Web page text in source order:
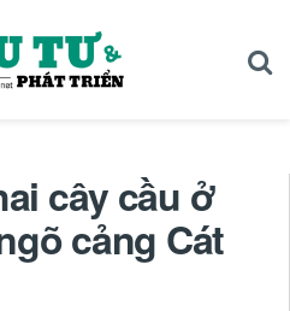
cây cầu ở
cảng Cát